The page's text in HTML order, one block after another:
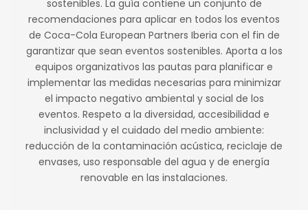
sostenibles. La guía contiene un conjunto de
recomendaciones para aplicar en todos los eventos
de Coca-Cola European Partners Iberia con el fin de
garantizar que sean eventos sostenibles. Aporta a los
equipos organizativos las pautas para planificar e
implementar las medidas necesarias para minimizar
el impacto negativo ambiental y social de los
eventos. Respeto a la diversidad, accesibilidad e
inclusividad y el cuidado del medio ambiente:
reducción de la contaminación acústica, reciclaje de
envases, uso responsable del agua y de energía
renovable en las instalaciones.